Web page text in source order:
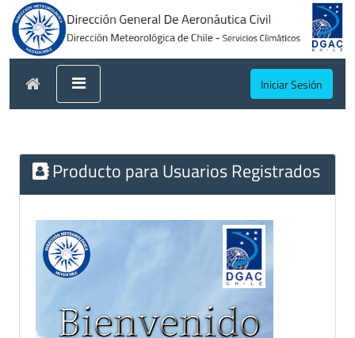
Iniciar Sesión
Producto para Usuarios Registrados